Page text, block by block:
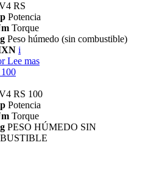
RS
Potencia
Torque
Peso húmedo (sin combustible)
i
Lee mas
RS 100
Potencia
Torque
PESO HÚMEDO SIN